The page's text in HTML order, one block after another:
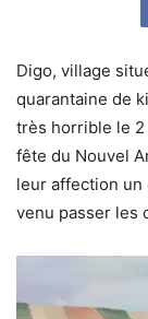
Digo, village
quarantaine de
très horrible le
fête du Nouvel
leur affection un
venu passer les